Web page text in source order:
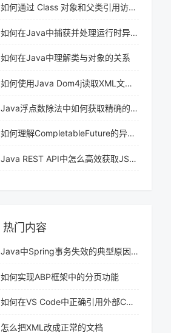
如何通过 Class 对象和父类引用访问子类方法
如何在Java中捕获并处理运行时异常RuntimeException
如何在Java中理解类与对象的关系
如何使用Java Dom4j读取XML文件？
Java浮点数除法中如何获取精确的整数计数结果
如何理解CompletableFuture的异常完成与回调机制
Java REST API中怎么高效获取JSON数组
热门内容
Java中Spring事务失效的典型原因：同一类内方法调用不触发代理增强怎么办
如何实现ABP框架中的分页功能
如何在VS Code中正确引用外部CSS样式表
怎么把XML改成正常的文档